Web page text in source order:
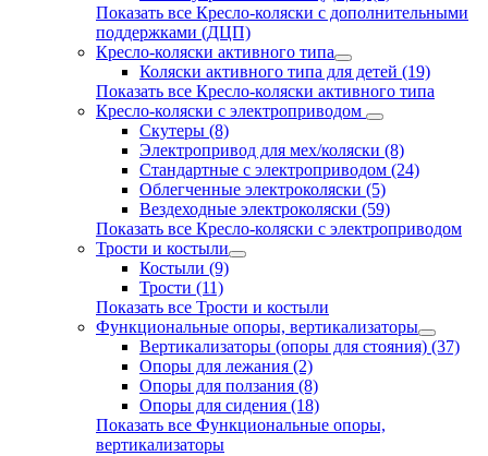
Показать все Кресло-коляски с дополнительными
поддержками (ДЦП)
Кресло-коляски активного типа
Коляски активного типа для детей (19)
Показать все Кресло-коляски активного типа
Кресло-коляски с электроприводом
Скутеры (8)
Электропривод для мех/коляски (8)
Стандартные с электроприводом (24)
Облегченные электроколяски (5)
Вездеходные электроколяски (59)
Показать все Кресло-коляски с электроприводом
Трости и костыли
Костыли (9)
Трости (11)
Показать все Трости и костыли
Функциональные опоры, вертикализаторы
Вертикализаторы (опоры для стояния) (37)
Опоры для лежания (2)
Опоры для ползания (8)
Опоры для сидения (18)
Показать все Функциональные опоры,
вертикализаторы